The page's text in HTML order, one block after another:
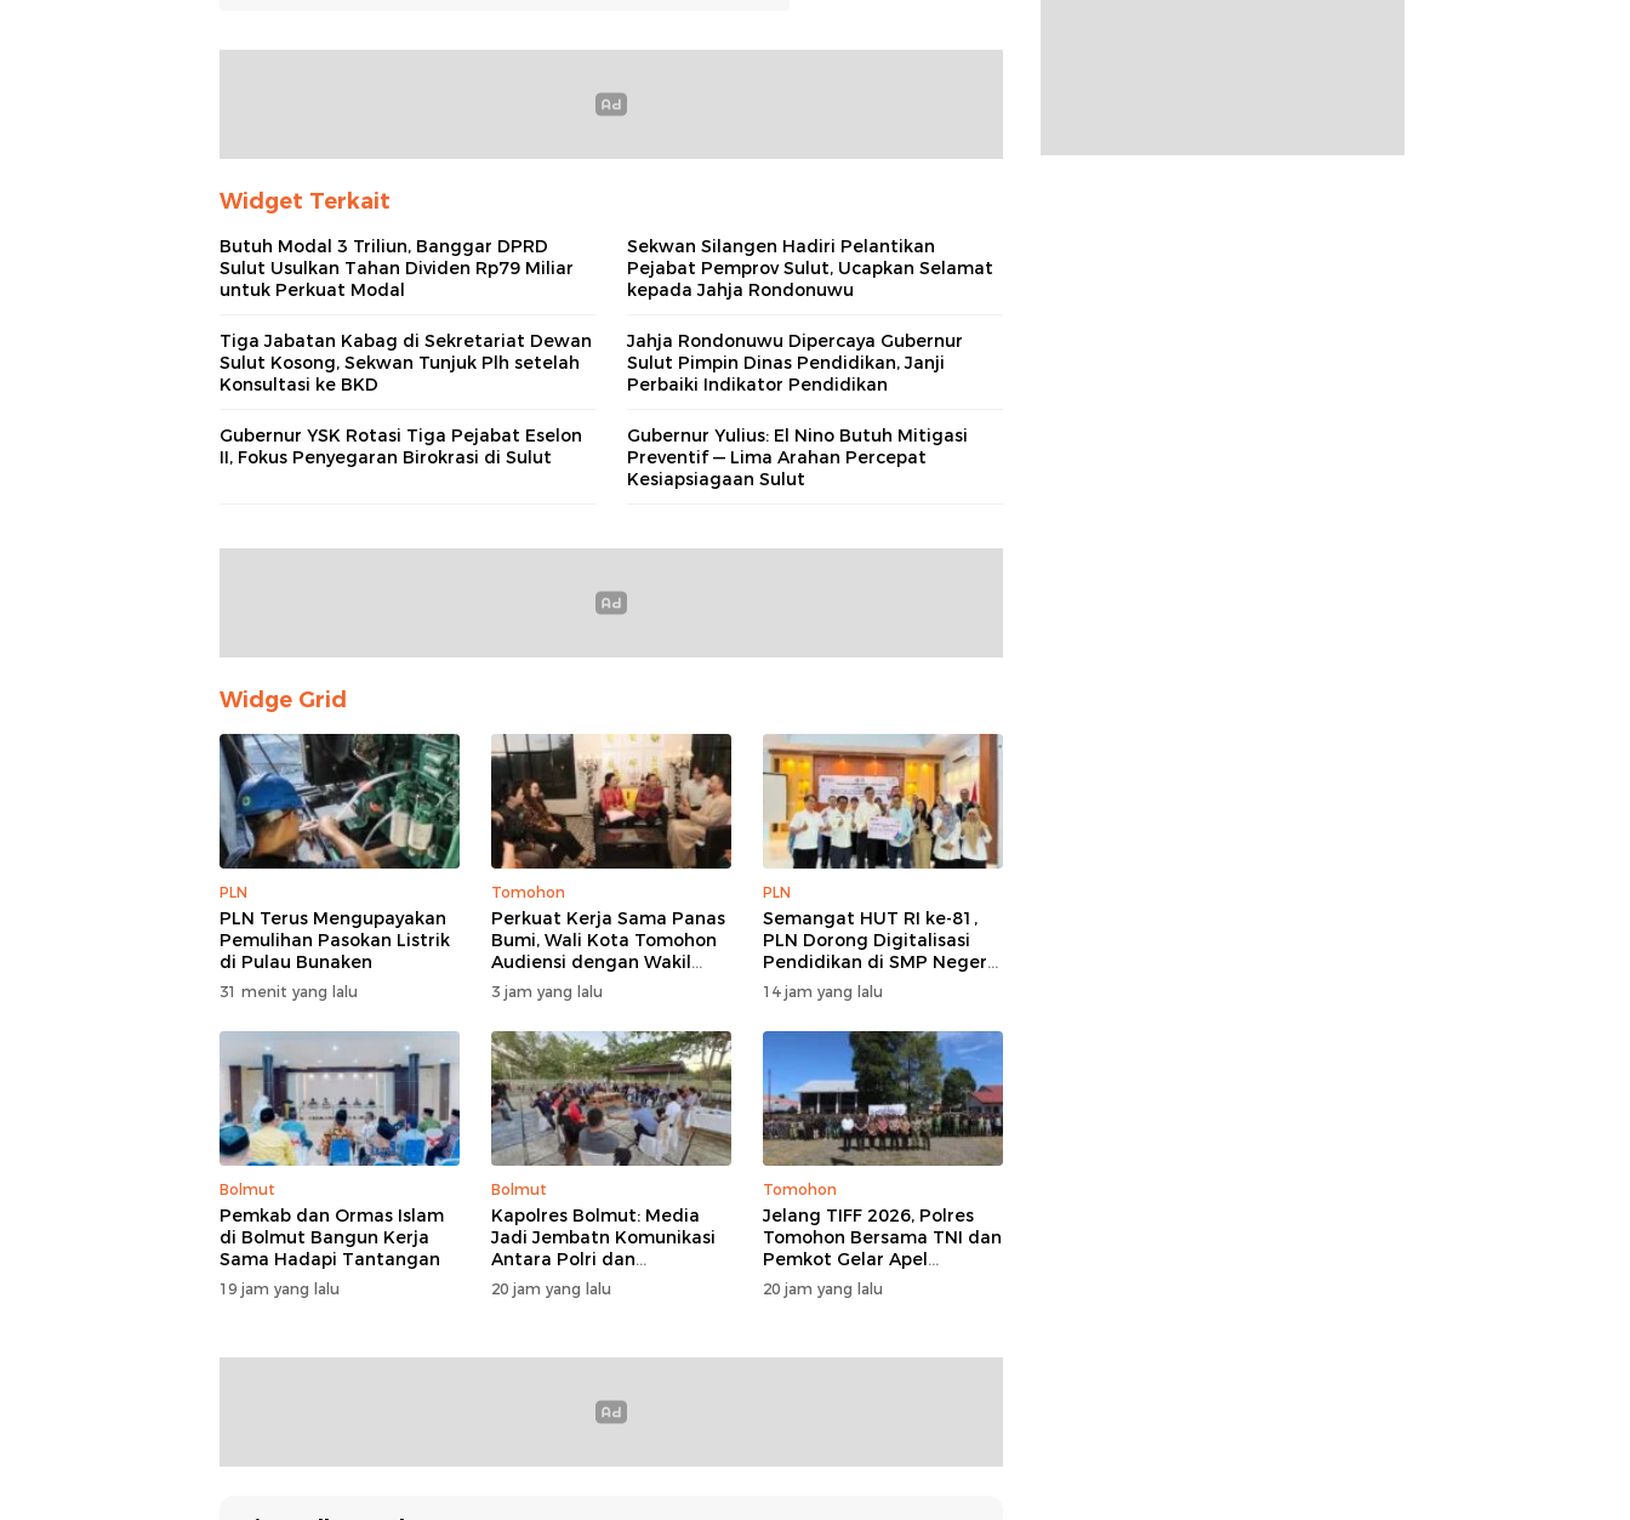
Widget Terkait
Butuh Modal 3 Triliun, Banggar DPRD
Sulut Usulkan Tahan Dividen Rp79 Miliar
untuk Perkuat Modal
Sekwan Silangen Hadiri Pelantikan
Pejabat Pemprov Sulut, Ucapkan Selamat
kepada Jahja Rondonuwu
Tiga Jabatan Kabag di Sekretariat Dewan
Sulut Kosong, Sekwan Tunjuk Plh setelah
Konsultasi ke BKD
Jahja Rondonuwu Dipercaya Gubernur
Sulut Pimpin Dinas Pendidikan, Janji
Perbaiki Indikator Pendidikan
Gubernur YSK Rotasi Tiga Pejabat Eselon
II, Fokus Penyegaran Birokrasi di Sulut
Gubernur Yulius: El Nino Butuh Mitigasi
Preventif — Lima Arahan Percepat
Kesiapsiagaan Sulut
Widge Grid
PLN
PLN Terus Mengupayakan
Pemulihan Pasokan Listrik
di Pulau Bunaken
31 menit yang lalu
Tomohon
Perkuat Kerja Sama Panas
Bumi, Wali Kota Tomohon
Audiensi dengan Wakil
Dubes Selandia Baru
3 jam yang lalu
PLN
Semangat HUT RI ke-81,
PLN Dorong Digitalisasi
Pendidikan di SMP Negeri
1 Palu Lewat Program
TJSL
14 jam yang lalu
Bolmut
Pemkab dan Ormas Islam
di Bolmut Bangun Kerja
Sama Hadapi Tantangan
19 jam yang lalu
Bolmut
Kapolres Bolmut: Media
Jadi Jembatn Komunikasi
Antara Polri dan
Masyarakat
20 jam yang lalu
Tomohon
Jelang TIFF 2026, Polres
Tomohon Bersama TNI dan
Pemkot Gelar Apel
Kesiapan Pengamanan
20 jam yang lalu